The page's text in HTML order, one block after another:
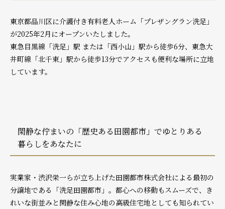
東京都品川区に介護付き有料老人ホーム「プレザングラン洗足」
が2025年2月にオープンいたしました。
東急目黒線「洗足」駅 または「西小山」駅から徒歩6分、東急大
井町線「北千束」駅から徒歩13分でアクセスも便利な場所に立地
しています。
閑静な佇まいの「歴史ある田園都市」でゆとりある
暮らしをあなたに
実業家・渋沢栄一らが立ち上げた田園都市株式会社による最初の
分譲地である「洗足田園都市」。都心への移動もスムーズで、き
れいな街並みと閑静な住み心地の高級住宅地としても知られてい